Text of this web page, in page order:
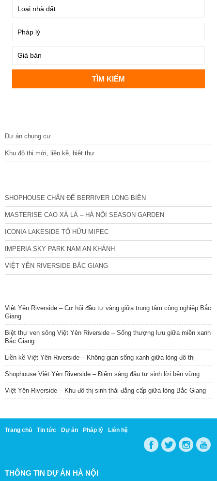
Dự án chung cư
Khu đô thị mới, liền kề, biệt thự
SHOPHOUSE CHÂN ĐẾ BERRIVER LONG BIÊN
MASTERISE CAO XÀ LÁ – HÀ NỘI SEASON GARDEN
ICONIA LAKESIDE TỐ HỮU MIPEC
IMPERIA SKY PARK NAM AN KHÁNH
VIỆT YÊN RIVERSIDE BẮC GIANG
Việt Yên Riverside – Cơ hội đầu tư vàng giữa trung tâm công nghiệp Bắc
Giang
Biệt thự ven sông Việt Yên Riverside – Sống thượng lưu giữa miền xanh
Bắc Giang
Liền kề Việt Yên Riverside – Không gian sống xanh giữa lòng đô thị
Shophouse Việt Yên Riverside – Điểm sáng đầu tư sinh lời bền vững
Việt Yên Riverside – Khu đô thị sinh thái đẳng cấp giữa lòng Bắc Giang
Trang chủ Tin tức Dự án Pháp lý Liên hệ
THÔNG TIN DỰ ÁN HÀ NỘI